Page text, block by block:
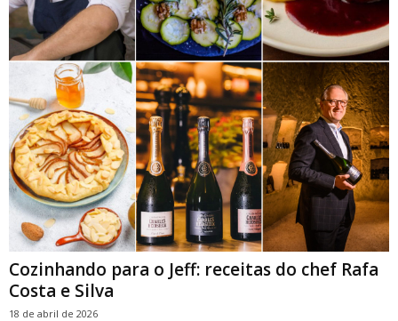
Cozinhando para o Jeff: receitas do chef Rafa
Costa e Silva
18 de abril de 2026